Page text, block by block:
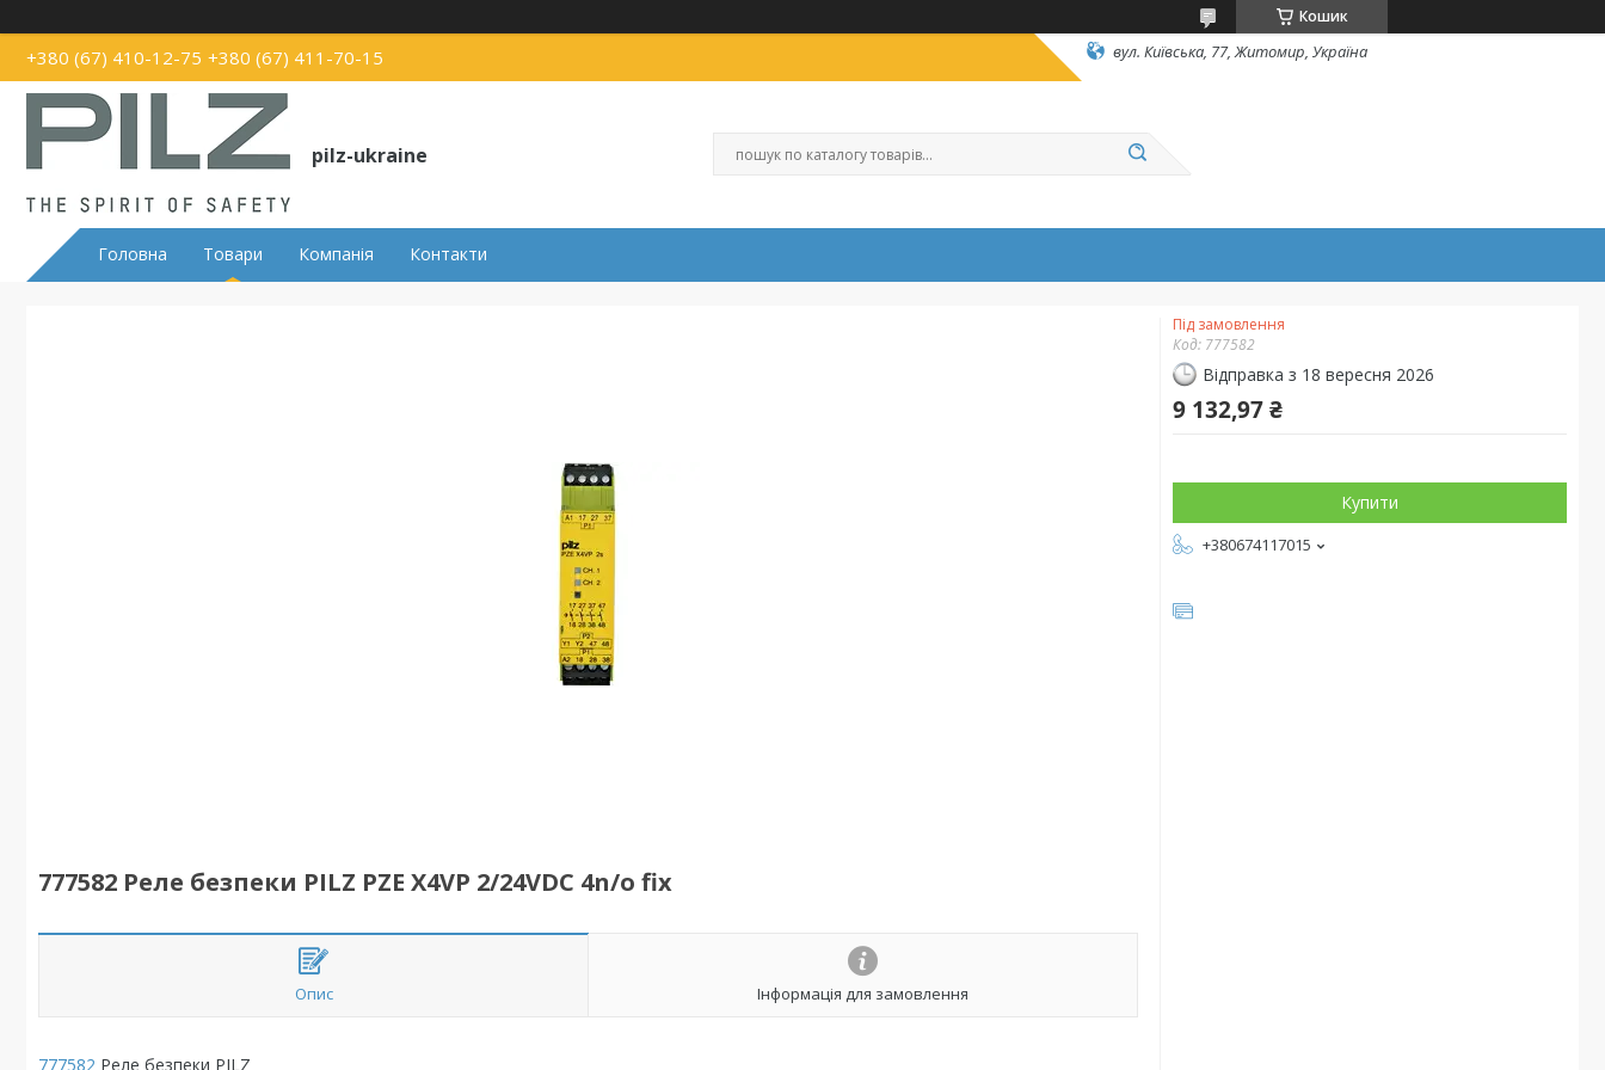
Кошик
+380 (67) 410-12-75 +380 (67) 411-70-15 вул. Київська, 77, Житомир, Україна
pilz-ukraine
Головна Товари Компанія Контакти
777582 Реле безпеки PILZ PZE X4VP 2/24VDC 4n/o fix
Опис Інформація для замовлення
777582 Реле безпеки PILZ
Під замовлення
Код: 777582
Відправка з 18 вересня 2026
9 132,97 ₴
Купити
+380674117015